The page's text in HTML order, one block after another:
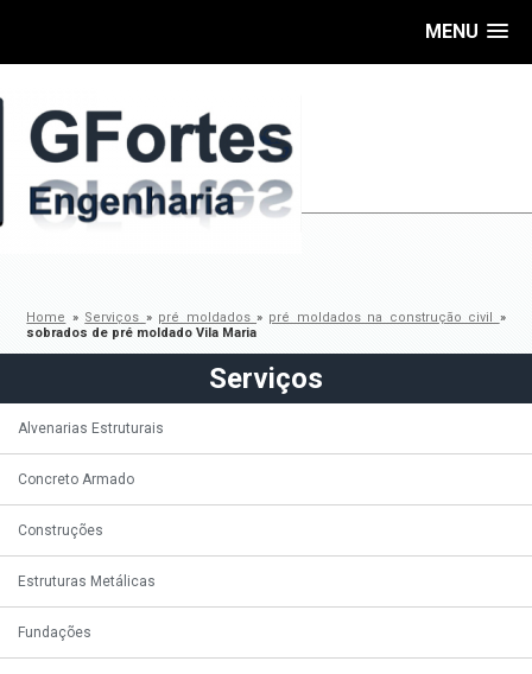
MENU
Home » Serviços » pré moldados» pré moldados na construção civil »
sobrados de pré moldado Vila Maria
Serviços
Alvenarias Estruturais
Concreto Armado
Construções
Estruturas Metálicas
Fundações